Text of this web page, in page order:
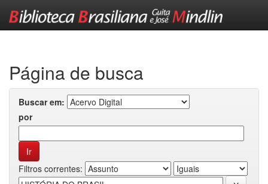
Página de busca
Buscar em:
por
Filtros correntes: